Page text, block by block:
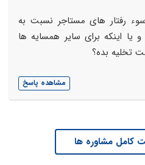
رفتار های مستاجر نسبت به
یا اینکه برای سایر همسایه ها
تخلیه بده؟
مشاهده پاسخ
کامل مشاوره ها